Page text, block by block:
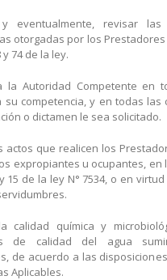
y eventualmente, revisar
otorgadas por los
74 de la ley.
la Autoridad Competente en
su competencia, y en todas las
o dictamen le sea solicitado.
actos que realicen los
expropiantes u ocupantes, en
15 de la ley N° 7534, o en
calidad química y
de calidad del agua
de acuerdo a las
Aplicables.